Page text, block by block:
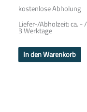
kostenlose Abholung
Liefer-/Abholzeit:ca. -
3 Werktage
In den Warenkorb